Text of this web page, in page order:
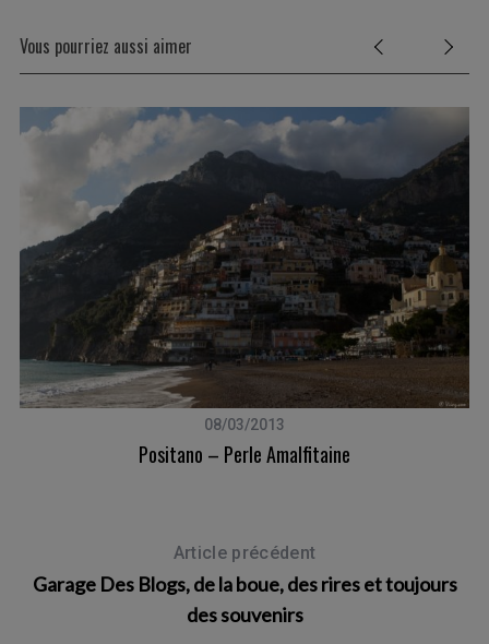
Vous pourriez aussi aimer
08/03/2013
Positano – Perle Amalfitaine
Article précédent
Garage Des Blogs, de la boue, des rires et toujours
des souvenirs